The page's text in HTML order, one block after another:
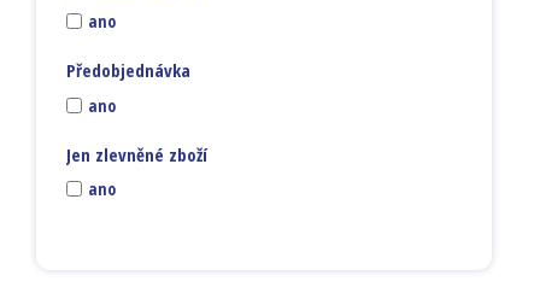
ano
Předobjednávka
ano
Jen zlevněné zboží
ano